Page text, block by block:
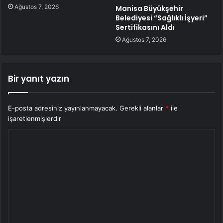
Ağustos 7, 2026
Manisa Büyükşehir
Belediyesi “Sağlıklı İşyeri”
Sertifikasını Aldı
Ağustos 7, 2026
Bir yanıt yazın
E-posta adresiniz yayınlanmayacak. Gerekli alanlar * ile
işaretlenmişlerdir